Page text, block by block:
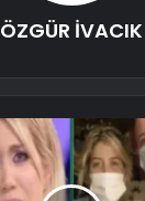
ÖZGÜR İVACIK